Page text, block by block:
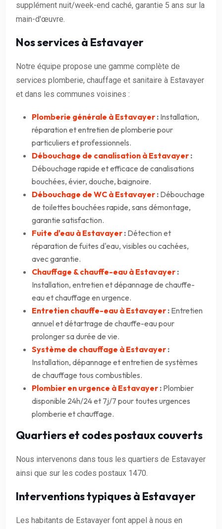
supplément nuit/week-end caché, garantie 5 ans sur la
main-d'œuvre.
Nos services à Estavayer
Notre équipe propose une gamme complète de
services plomberie, chauffage et sanitaire à Estavayer
et dans les communes voisines :
Plomberie générale à Estavayer : Installation,
réparation et entretien de plomberie pour
particuliers et professionnels.
Débouchage de canalisation à Estavayer :
Débouchage rapide et efficace de canalisations
bouchées, évier, douche, baignoire.
Débouchage de WC à Estavayer : Débouchage
de toilettes bouchées rapide, sans démontage,
garantie satisfaction.
Fuite d'eau à Estavayer : Détection et
réparation de fuites d'eau, visibles ou cachées,
avec garantie.
Chauffage & chauffe-eau à Estavayer :
Installation, entretien et dépannage de chauffe-
eau et chauffage en urgence.
Entretien chauffe-eau à Estavayer : Entretien
annuel et détartrage de chauffe-eau pour
prolonger sa durée de vie.
Système de chauffage à Estavayer :
Installation, dépannage et entretien de systèmes
de chauffage tous combustibles.
Plombier en urgence à Estavayer : Plombier
disponible 24h/24 et 7j/7 pour toutes urgences
plomberie et chauffage.
Quartiers et codes postaux couverts
Nous intervenons dans tous les quartiers de Estavayer
ainsi que sur les codes postaux 1470.
Interventions typiques à Estavayer
Les habitants de Estavayer font appel à nous en